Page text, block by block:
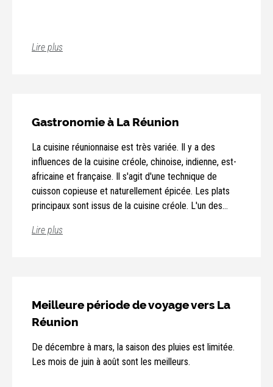
Lire plus
Gastronomie à La Réunion
La cuisine réunionnaise est très variée. Il y a des
influences de la cuisine créole, chinoise, indienne, est-
africaine et française. Il s'agit d'une technique de
cuisson copieuse et naturellement épicée. Les plats
principaux sont issus de la cuisine créole. L'un des
viande ou volaille dans une sauce fortement épicée. Il
les plus courants. Il est fortement épicé et se
compose, outre la viande, de tomates en dés, de
poivrons (sorte de piments). Ensuite, le "masala" de
poulet ou de chèvre est également souvent au menu.
Lire plus
Meilleure période de voyage vers La
Réunion
De décembre à mars, la saison des pluies est limitée.
Les mois de juin à août sont les meilleurs.